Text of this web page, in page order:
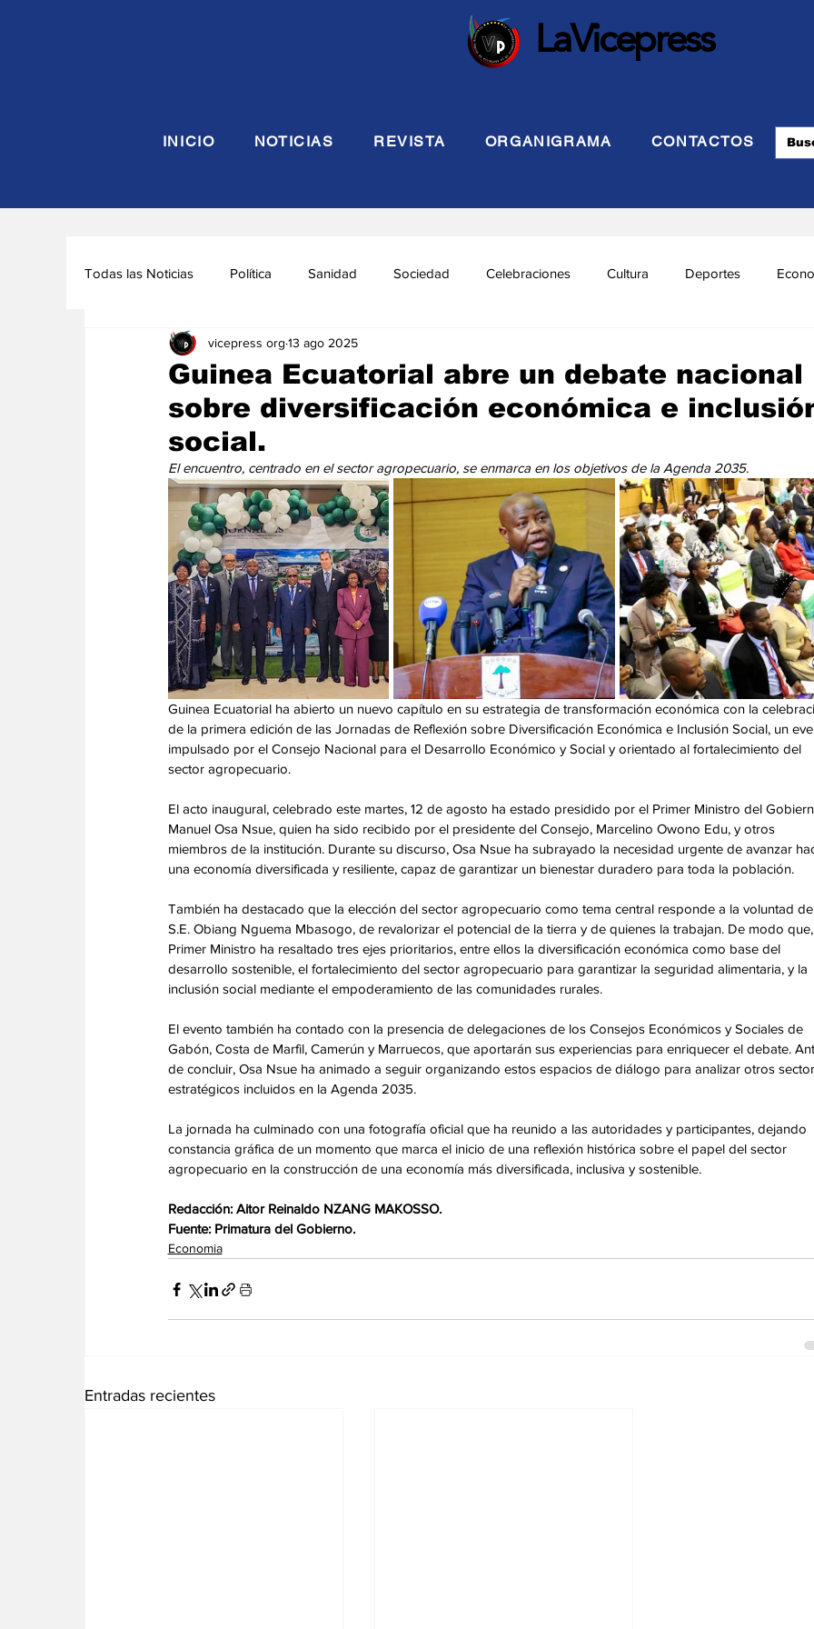
LaVicepress
INICIO NOTICIAS REVISTA ORGANIGRAMA CONTACTOS
Todas las Noticias Política Sanidad Sociedad Celebraciones Cultura Deportes
Seguridad y Defensa Turismo
Asuntos Sociales Telecomunicación Cumbres Tecnología Agricultura
Guinea Ecuatorial abre un debate nacional
sobre diversificación económica e
social.
vicepress org 13 ago 2025
El encuentro, centrado en el sector agropecuario, se enmarca en los objetivos de la Agenda 2035.
Guinea Ecuatorial ha abierto un nuevo capítulo en su estrategia de transformación económica con la
de la primera edición de las Jornadas de Reflexión sobre Diversificación Económica e Inclusión Social, un
impulsado por el Consejo Nacional para el Desarrollo Económico y Social y orientado al fortalecimiento del
sector agropecuario.
El acto inaugural, celebrado este martes, 12 de agosto ha estado presidido por el Primer Ministro del
Manuel Osa Nsue, quien ha sido recibido por el presidente del Consejo, Marcelino Owono Edu, y otros
miembros de la institución. Durante su discurso, Osa Nsue ha subrayado la necesidad urgente de avanzar
una economía diversificada y resiliente, capaz de garantizar un bienestar duradero para toda la población.
También ha destacado que la elección del sector agropecuario como tema central responde a la voluntad de
S.E. Obiang Nguema Mbasogo, de revalorizar el potencial de la tierra y de quienes la trabajan. De modo
Primer Ministro ha resaltado tres ejes prioritarios, entre ellos la diversificación económica como base del
desarrollo sostenible, el fortalecimiento del sector agropecuario para garantizar la seguridad alimentaria, y la
inclusión social mediante el empoderamiento de las comunidades rurales.
El evento también ha contado con la presencia de delegaciones de los Consejos Económicos y Sociales de
Gabón, Costa de Marfil, Camerún y Marruecos, que aportarán sus experiencias para enriquecer el debate.
de concluir, Osa Nsue ha animado a seguir organizando estos espacios de diálogo para analizar otros
estratégicos incluidos en la Agenda 2035.
La jornada ha culminado con una fotografía oficial que ha reunido a las autoridades y participantes, dejando
constancia gráfica de un momento que marca el inicio de una reflexión histórica sobre el papel del sector
agropecuario en la construcción de una economía más diversificada, inclusiva y sostenible.
Redacción: Aitor Reinaldo NZANG MAKOSSO.
Fuente: Primatura del Gobierno.
Economia
Entradas recientes